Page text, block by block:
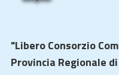
"Libero Consorzio
Provincia Regionale